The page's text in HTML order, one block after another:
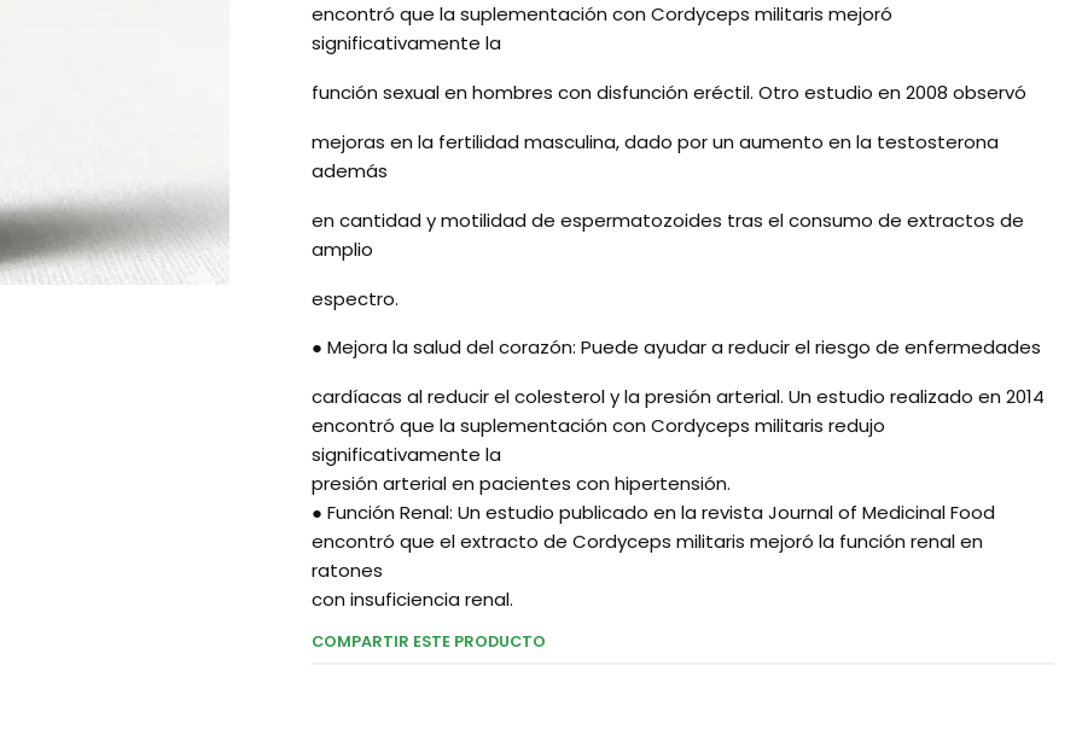
encontró que la suplementación con Cordyceps militaris mejoró
significativamente la
función sexual en hombres con disfunción eréctil. Otro estudio en 2008 observó
mejoras en la fertilidad masculina, dado por un aumento en la testosterona
además
en cantidad y motilidad de espermatozoides tras el consumo de extractos de
amplio
espectro.
● Mejora la salud del corazón: Puede ayudar a reducir el riesgo de enfermedades
cardíacas al reducir el colesterol y la presión arterial. Un estudio realizado en 2014
encontró que la suplementación con Cordyceps militaris redujo
significativamente la
presión arterial en pacientes con hipertensión.
● Función Renal: Un estudio publicado en la revista Journal of Medicinal Food
encontró que el extracto de Cordyceps militaris mejoró la función renal en
ratones
con insuficiencia renal.
COMPARTIR ESTE PRODUCTO